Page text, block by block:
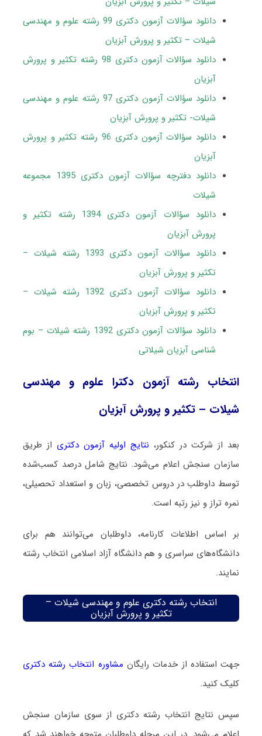
دانلود سؤالات آزمون دکتری 99 رشته علوم و مهندسی
شیلات – تکثیر و پرورش آبزیان
دانلود سؤالات آزمون دکتری 98 رشته تکثیر و پرورش
آبزیان
دانلود سؤالات آزمون دکتری 97 رشته علوم و مهندسی
شیلات- تکثیر و پرورش آبزیان
دانلود سؤالات آزمون دکتری 96 رشته تکثیر و پرورش
آبزیان
دانلود دفترچه سؤالات آزمون دکتری 1395 مجموعه
شیلات
دانلود سؤالات آزمون دکتری 1394 رشته تکثیر و
پرورش آبزیان
دانلود سؤالات آزمون دکتری 1393 رشته شیلات –
تکثیر و پرورش آبزیان
دانلود سؤالات آزمون دکتری 1392 رشته شیلات –
تکثیر و پرورش آبزیان
دانلود سؤالات آزمون دکتری 1392 رشته شیلات – بوم
شناسی آبزیان شیلاتی
انتخاب رشته آزمون دکترا علوم و مهندسی
شیلات – تکثیر و پرورش آبزیان
بعد از شرکت در کنکور، نتایج اولیه آزمون دکتری از طریق
سازمان سنجش اعلام می‌شود. نتایج شامل درصد کسب‌شده
توسط داوطلب در دروس تخصصی، زبان و استعداد تحصیلی،
نمره تراز و نیز رتبه است.
بر اساس اطلاعات کارنامه، داوطلبان می‌توانند هم برای
دانشگاه‌های سراسری و هم دانشگاه آزاد اسلامی انتخاب رشته
نمایند.
انتخاب رشته دکتری علوم و مهندسی شیلات –
تکثیر و پرورش آبزیان
جهت استفاده از خدمات رایگان مشاوره انتخاب رشته دکتری
کلیک کنید.
سپس نتایج انتخاب رشته دکتری از سوی سازمان سنجش